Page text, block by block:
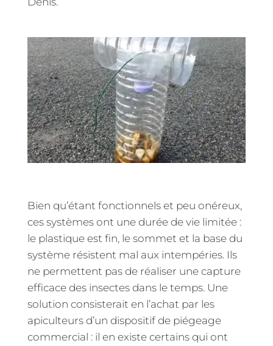
Bien qu’étant fonctionnels et peu onéreux,
ces systèmes ont une durée de vie limitée :
le plastique est fin, le sommet et la base du
système résistent mal aux intempéries. Ils
ne permettent pas de réaliser une capture
efficace des insectes dans le temps. Une
solution consisterait en l’achat par les
apiculteurs d’un dispositif de piégeage
commercial : il en existe certains qui ont